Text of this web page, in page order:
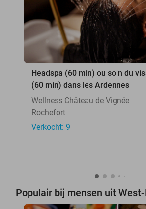
Headspa (60 min) ou soin du
(60 min) dans les Ardennes
Wellness Château de Vignée
Rochefort
Verkocht: 9
Populair bij mensen uit